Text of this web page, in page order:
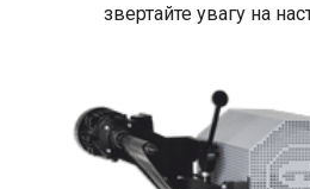
звертайте увагу на